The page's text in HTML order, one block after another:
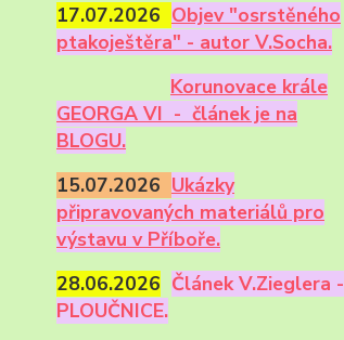
17.07.2026 Objev "osrstěného
ptakoještěra" - autor V.Socha.
Korunovace krále
GEORGA VI - článek je na
BLOGU.
15.07.2026 Ukázky
připravovaných materiálů pro
výstavu v Příboře.
28.06.2026 Článek V.Zieglera -
PLOUČNICE.